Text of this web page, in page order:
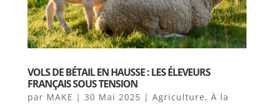
VOLS DE BÉTAIL EN HAUSSE : LES ÉLEVEURS
FRANÇAIS SOUS TENSION
par MAKE | 30 Mai 2025 | Agriculture, À la